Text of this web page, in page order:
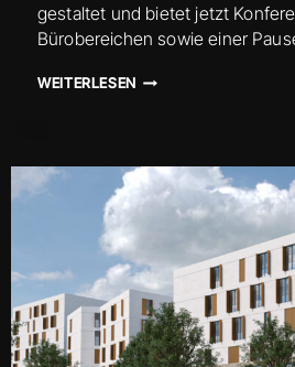
gestaltet und bietet jetzt
Bürobereichen sowie einer
WEITERLESEN UMBAU
KANTINE